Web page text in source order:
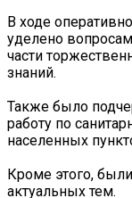
В ходе
уделено
части
знаний.
Также было
работу по
населенных
Кроме этого,
актуальных тем.